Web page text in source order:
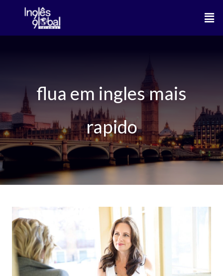
o
flua em ingles mais
rapido
Em
Inglês
Focando
Nesse